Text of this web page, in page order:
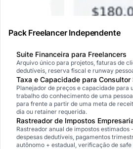
Pack Freelancer Independente
Suite Financeira para Freelancers
Arquivo único para projetos, faturas de
dedutíveis, reserva fiscal e runway
Taxa e Capacidade para Consultor
Planejador de preços e capacidade para
trabalho do conhecimento de uma
para frente a partir de uma meta de
dia ou retainer requerida.
Rastreador de Impostos
Rastreador anual de impostos estimados
despesas dedutíveis, pagamentos
autônomo + estadual, verificação de safe